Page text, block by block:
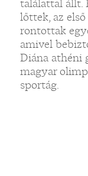
találattal állt.
lőttek, az
rontottak
amivel
Diána athéni
magyar
sportág.